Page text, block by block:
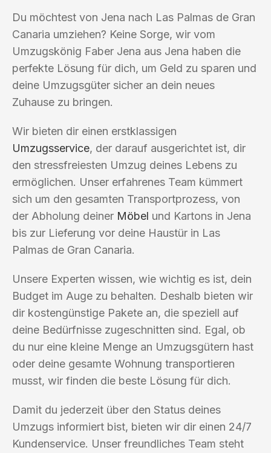
Du möchtest von Jena nach Las Palmas de Gran
Canaria umziehen? Keine Sorge, wir vom
Umzugskönig Faber Jena aus Jena haben die
perfekte Lösung für dich, um Geld zu sparen und
deine Umzugsgüter sicher an dein neues
Zuhause zu bringen.
Wir bieten dir einen erstklassigen
Umzugsservice, der darauf ausgerichtet ist, dir
den stressfreiesten Umzug deines Lebens zu
ermöglichen. Unser erfahrenes Team kümmert
sich um den gesamten Transportprozess, von
der Abholung deiner Möbel und Kartons in Jena
bis zur Lieferung vor deine Haustür in Las
Palmas de Gran Canaria.
Unsere Experten wissen, wie wichtig es ist, dein
Budget im Auge zu behalten. Deshalb bieten wir
dir kostengünstige Pakete an, die speziell auf
deine Bedürfnisse zugeschnitten sind. Egal, ob
du nur eine kleine Menge an Umzugsgütern hast
oder deine gesamte Wohnung transportieren
musst, wir finden die beste Lösung für dich.
Damit du jederzeit über den Status deines
Umzugs informiert bist, bieten wir dir einen 24/7
Kundenservice. Unser freundliches Team steht